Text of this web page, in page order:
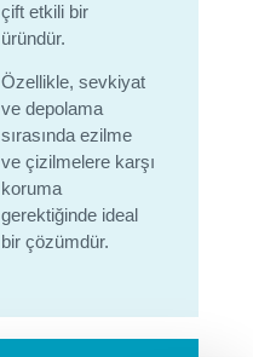
çift etkili bir
üründür.
Özellikle, sevkiyat
ve depolama
sırasında ezilme
ve çizilmelere karşı
koruma
gerektiğinde ideal
bir çözümdür.